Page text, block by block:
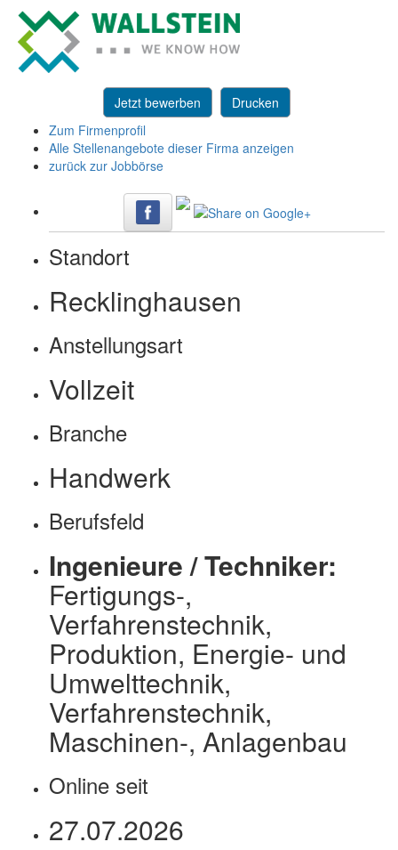
Jetzt bewerben
Drucken
Zum Firmenprofil
Alle Stellenangebote dieser Firma anzeigen
zurück zur Jobbörse
Standort
Recklinghausen
Anstellungsart
Vollzeit
Branche
Handwerk
Berufsfeld
Ingenieure / Techniker:
Fertigungs-,
Verfahrenstechnik,
Produktion, Energie- und
Umwelttechnik,
Verfahrenstechnik,
Maschinen-, Anlagenbau
Online seit
27.07.2026